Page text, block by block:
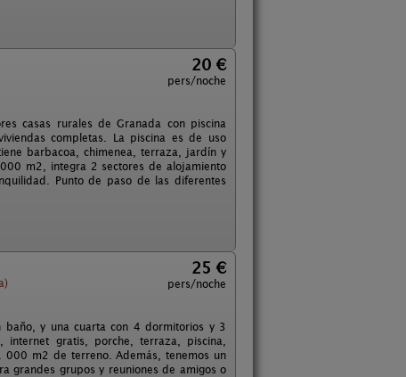
20 €
pers/noche
casas rurales de Granada con piscina
completas. La piscina es de uso
barbacoa, chimenea, terraza, jardín y
m2, integra 2 sectores de alojamiento
Punto de paso de las diferentes
25 €
pers/noche
baño, y una cuarta con 4 dormitorios y 3
gratis, porche, terraza, piscina,
000 m2 de terreno. Además, tenemos un
grandes grupos y reuniones de amigos o